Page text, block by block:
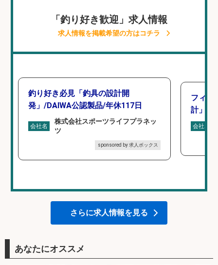
「釣り好き歓迎」求人情報
求人情報を掲載希望の方はコチラ
釣り好き必見「釣具の設計開
発」/DAIWA公認製品/年休117日
会社名
株式会社スポーツライフプラネッ
ツ
sponsored by 求人ボックス
フィッ
計」
会社名
さらに求人情報を見る
あなたにオススメ